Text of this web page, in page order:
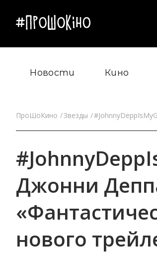
Новости Кино
ПроШоКино Звезды
Джонни
нового